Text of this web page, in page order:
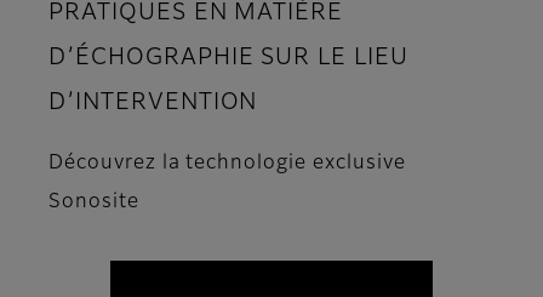
PRATIQUES EN MATIÈRE
D’ÉCHOGRAPHIE SUR LE LIEU
D’INTERVENTION
Découvrez la technologie exclusive
Sonosite